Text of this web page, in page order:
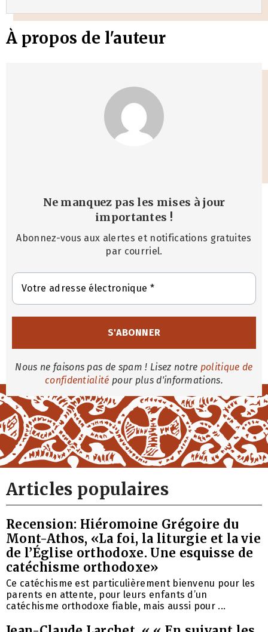
À propos de l'auteur
Ne manquez pas les mises à jour
importantes !
Abonnez-vous aux alertes et notifications gratuites
par courriel.
Nous ne faisons pas de spam ! Lisez notre politique de
confidentialité pour plus d'informations.
Articles populaires
Recension: Hiéromoine Grégoire du
Mont-Athos, «La foi, la liturgie et la vie
de l’Église orthodoxe. Une esquisse de
catéchisme orthodoxe»
Ce catéchisme est particulièrement bienvenu pour les
parents en attente, pour leurs enfants d’un
catéchisme orthodoxe fiable, mais aussi pour ...